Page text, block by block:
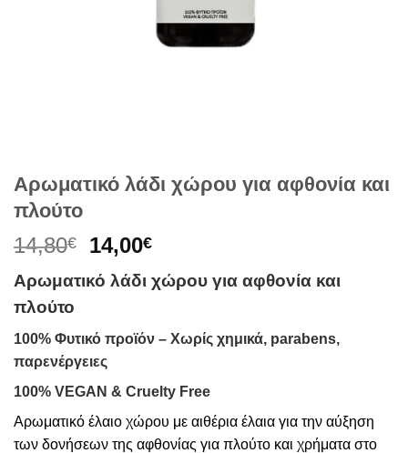
Αρωματικό λάδι χώρου για αφθονία και
πλούτο
14,80€
Original
was:
14,00€Η
τιμή
14,00€.
Αρωματικό λάδι χώρου για αφθονία και
πλούτο
100% Φυτικό προϊόν – Xωρίς χημικά, parabens,
παρενέργειες
100% VEGAN & Cruelty Free
Αρωματικό έλαιο χώρου με αιθέρια έλαια για την αύξηση
των δονήσεων της αφθονίας για πλούτο και χρήματα στο